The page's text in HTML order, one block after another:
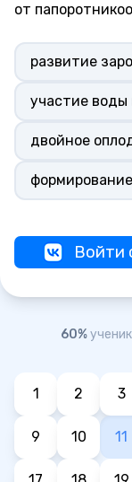
от
развитие
участие воды
двойное
Войти
60%
1 2 3
9 10 11